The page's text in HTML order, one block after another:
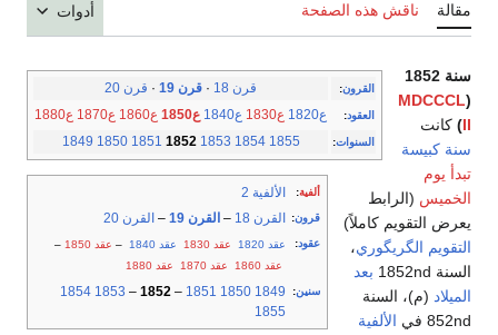
مقالة ناقش هذه الصفحة أدوات
القرون: قرن 18 · قرن 19 · قرن 20
العقود: ع1820 ع1830 ع1840 ع1850 ع1860 ع1870 ع1880
السنوات:
1849 1850 1851 1852 1853 1854 1855
ألفية: الألفية 2
قرون: القرن 18 – القرن 19 – القرن 20
عقود: عقد 1820 عقد 1830 عقد 1840 – عقد 1850
–
عقد 1860
عقد 1870 عقد 1880
سنين:
1849
1850
1851
–
1852
–
1853
1854
1855
سنة 1852
(
MDCCCL
II
) كانت
سنة كبيسة
تبدأ يوم
الخميس (الرابط
يعرض التقويم كاملاً)
التقويم الگريگوري،
السنة 1852nd
بعد
الميلاد (م)، السنة
852nd في
الألفية